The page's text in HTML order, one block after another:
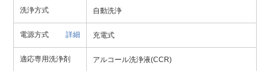
洗浄方式 自動洗浄
電源方式 詳細 充電式
適応専用洗浄剤 アルコール洗浄液(CCR)